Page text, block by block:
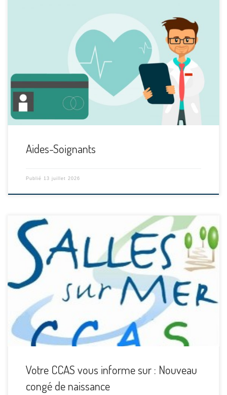
Aides-Soignants
Publié 13 juillet 2026
Votre CCAS vous informe sur : Nouveau
congé de naissance